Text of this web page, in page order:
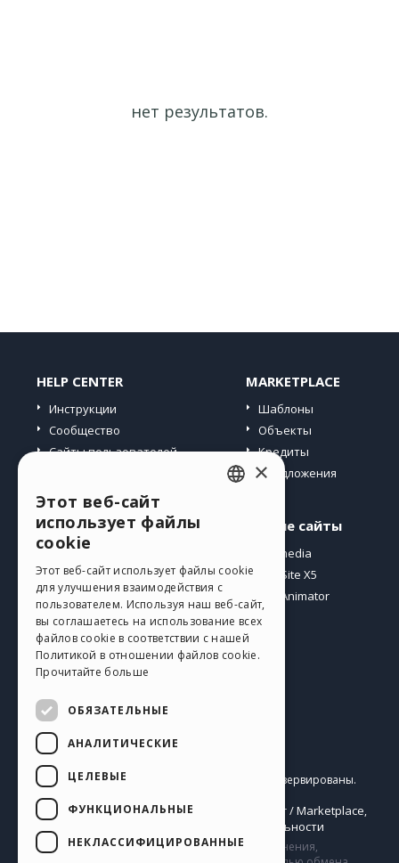
нет результатов.
HELP CENTER
Инструкции
Сообщество
Сайты пользователей
MARKETPLACE
Шаблоны
Объекты
Кредиты
Предложения
Профиль
Мои посты
Мои лицензии
Загрузить
Веб-хостинг
Мои кредиты
Другие сайты
Incomedia
WebSite X5
WebAnimator
Pусский
Copyright © 2026Incomedia s.r.l.
Все права зарезервированы.
P.IVA IT07514640015
Правила Использования WebSite X5:
Help Center / Marketplace,
Политика конфиденциальности
Сайт содержит информацию, комментарии и мнения,
GERMAN
SPANISH
PORTUGUESE
POLISH
×
Этот веб-сайт
использует файлы
cookie
Этот веб-сайт использует файлы cookie
для улучшения взаимодействия с
пользователем. Используя наш веб-сайт,
вы соглашаетесь на использование всех
файлов cookie в соответствии с нашей
Политикой в ​​отношении файлов cookie.
Прочитайте больше
ОБЯЗАТЕЛЬНЫЕ
АНАЛИТИЧЕСКИЕ
ЦЕЛЕВЫЕ
ФУНКЦИОНАЛЬНЫЕ
НЕКЛАССИФИЦИРОВАННЫЕ